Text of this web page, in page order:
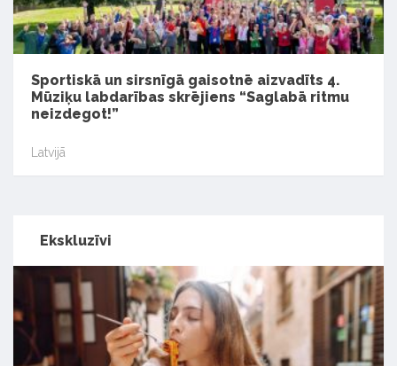
Sportiskā un sirsnīgā gaisotnē aizvadīts 4.
Mūziķu labdarības skrējiens “Saglabā ritmu
neizdegot!”
Latvijā
Ekskluzīvi